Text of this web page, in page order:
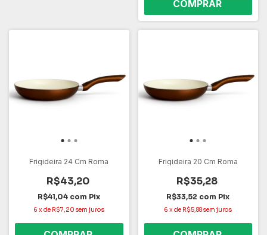
Frigideira 24 Cm Roma
R$43,20
R$41,04 com Pix
6 xde R$7,20 sem juros
Frigideira 20 Cm Roma
R$35,28
R$33,52 com Pix
6 xde R$5,88sem juros